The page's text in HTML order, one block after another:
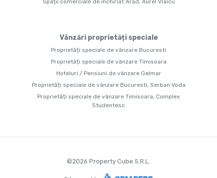
Spații comerciale de închiriat Arad, Aurel Vlaicu
Vânzări proprietăți speciale
Proprietăți speciale de vânzare Bucuresti
Proprietăți speciale de vânzare Timisoara
Hoteluri / Pensiuni de vânzare Gelmar
Proprietăți speciale de vânzare Bucuresti, Serban Voda
Proprietăți speciale de vânzare Timisoara, Complex
Studentesc
©2026 Property Cube S.R.L.